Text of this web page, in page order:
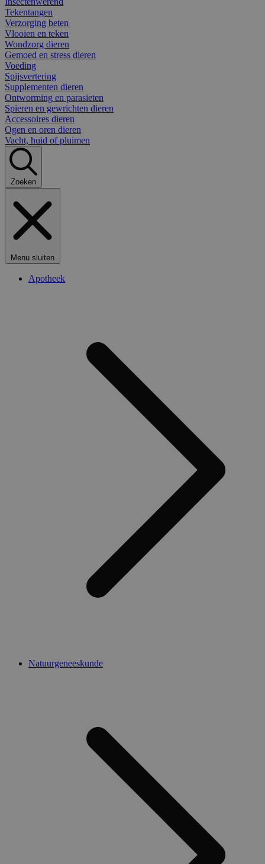
Tekentangen
Verzorging beten
Vlooien en teken
Wondzorg dieren
Gemoed en stress dieren
Voeding
Spijsvertering
Supplementen dieren
Ontworming en parasieten
Spieren en gewrichten dieren
Accessoires dieren
Ogen en oren dieren
Vacht, huid of pluimen
Zoeken
Menu sluiten
Apotheek
Natuurgeneeskunde